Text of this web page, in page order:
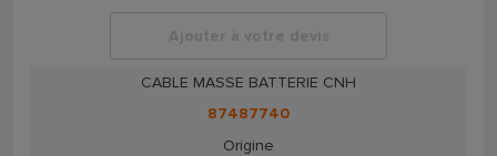
Ajouter à votre devis
CABLE MASSE BATTERIE CNH
87487740
Origine